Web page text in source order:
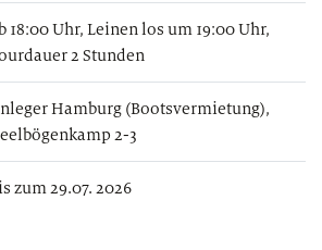
18:00 Uhr, Leinen los um 19:00 Uhr,
2 Stunden
Hamburg (Bootsvermietung),
2-3
zum 29.07. 2026